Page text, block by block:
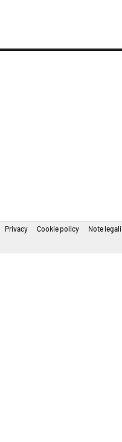
Privacy Cookie policy Note legali